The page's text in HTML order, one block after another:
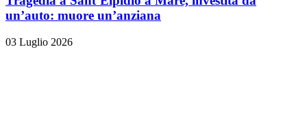
un’auto: muore un’anziana
03 Luglio 2026